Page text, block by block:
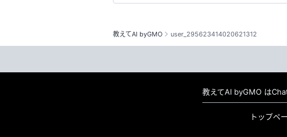
教えてAI byGMO user_295623414020621312
教えてAI byGMO は
トップペ